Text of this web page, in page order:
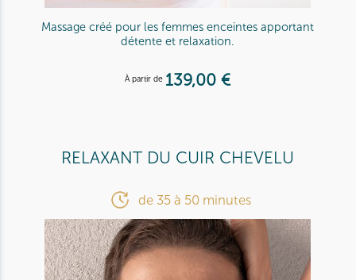
Massage créé pour les femmes enceintes apportant
détente et relaxation.
À partir de 139,00 €
RELAXANT DU CUIR CHEVELU
de 35 à 50 minutes